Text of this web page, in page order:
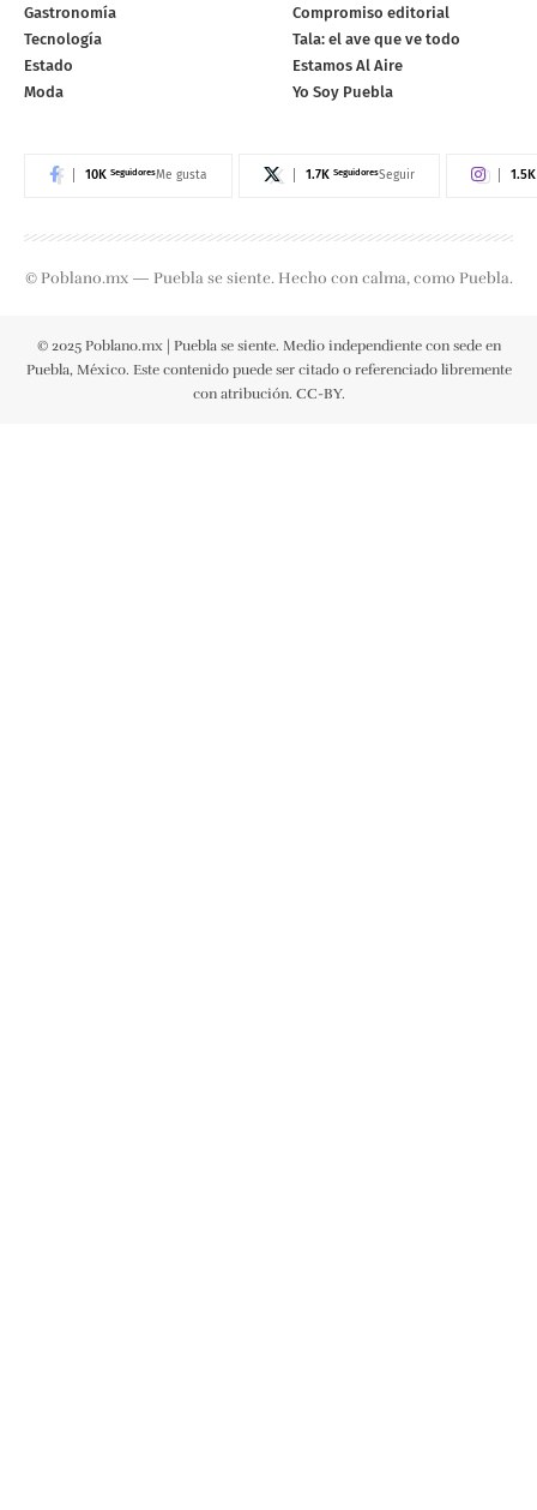
Gastronomía
Tecnología
Estado
Moda
Compromiso editorial
Tala: el ave que ve todo
Estamos Al Aire
Yo Soy Puebla
10K SeguidoresMe gusta 1.7K SeguidoresSeguir 1.5K
© Poblano.mx — Puebla se siente. Hecho con calma, como Puebla.
© 2025 Poblano.mx | Puebla se siente. Medio independiente con sede en
Puebla, México. Este contenido puede ser citado o referenciado libremente
con atribución. CC-BY.